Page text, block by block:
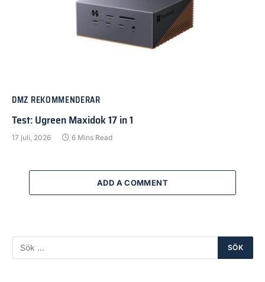
DMZ REKOMMENDERAR
Test: Ugreen Maxidok 17 in 1
17 juli, 2026 6 Mins Read
ADD A COMMENT